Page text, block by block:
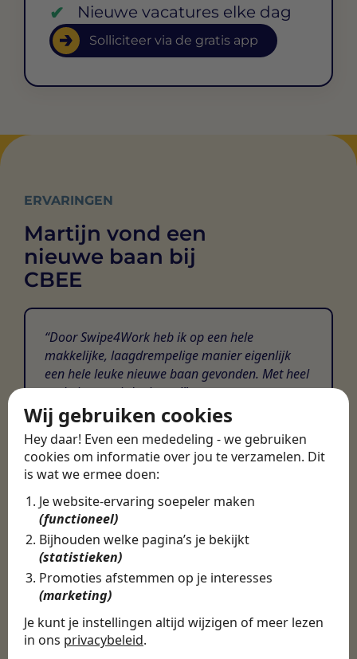
Wij gebruiken cookies
Hey daar! Even een mededeling - we gebruiken
cookies om informatie over jou te verzamelen. Dit
is wat we ermee doen:
Je website-ervaring soepeler maken
(functioneel)
Bijhouden welke pagina’s je bekijkt
(statistieken)
Promoties afstemmen op je interesses
(marketing)
Je kunt je instellingen altijd wijzigen of meer lezen
in ons privacybeleid.
Nieuwe vacatures elke dag
Solliciteer via de gratis app
ERVARINGEN
Martijn vond een
nieuwe baan bij
CBEE
Door Swipe4Work heb ik op een hele
makkelijke, laagdrempelige manier eigenlijk
een hele leuke nieuwe baan gevonden. Met heel
veel nieuwe uitdagingen!
Martijn
Certinia Consultant